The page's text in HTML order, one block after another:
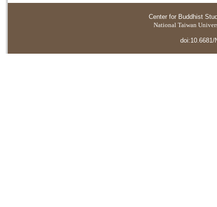
Center for Buddhist
National Taiwan
doi:10.6681/